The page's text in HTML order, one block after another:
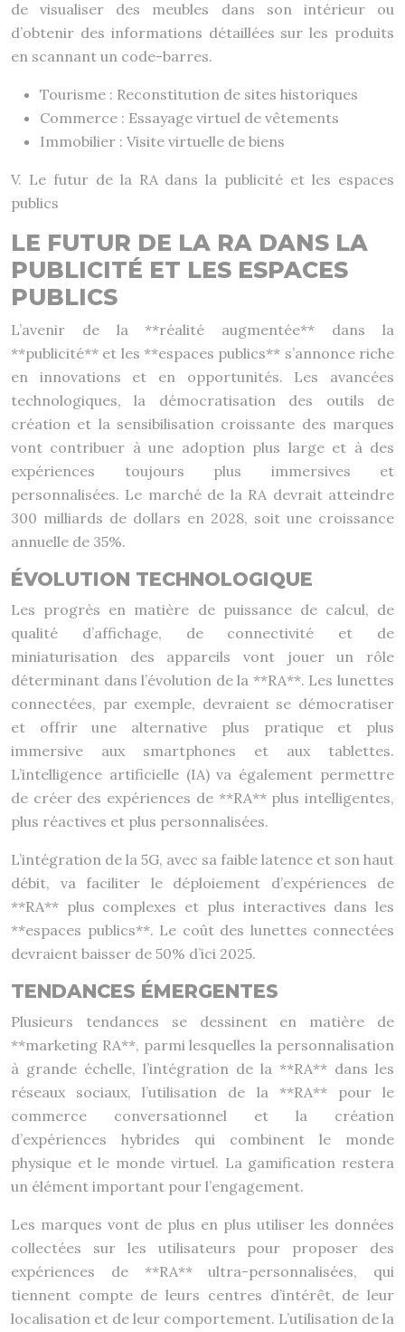
de visualiser des meubles dans son intérieur ou
d’obtenir des informations détaillées sur les produits
en scannant un code-barres.
Tourisme : Reconstitution de sites historiques
Commerce : Essayage virtuel de vêtements
Immobilier : Visite virtuelle de biens
V. Le futur de la RA dans la publicité et les espaces
publics
LE FUTUR DE LA RA DANS LA
PUBLICITÉ ET LES ESPACES
PUBLICS
L’avenir de la **réalité augmentée** dans la
**publicité** et les **espaces publics** s’annonce riche
en innovations et en opportunités. Les avancées
technologiques, la démocratisation des outils de
création et la sensibilisation croissante des marques
vont contribuer à une adoption plus large et à des
expériences toujours plus immersives et
personnalisées. Le marché de la RA devrait atteindre
300 milliards de dollars en 2028, soit une croissance
annuelle de 35%.
ÉVOLUTION TECHNOLOGIQUE
Les progrès en matière de puissance de calcul, de
qualité d’affichage, de connectivité et de
miniaturisation des appareils vont jouer un rôle
déterminant dans l’évolution de la **RA**. Les lunettes
connectées, par exemple, devraient se démocratiser
et offrir une alternative plus pratique et plus
immersive aux smartphones et aux tablettes.
L’intelligence artificielle (IA) va également permettre
de créer des expériences de **RA** plus intelligentes,
plus réactives et plus personnalisées.
L’intégration de la 5G, avec sa faible latence et son haut
débit, va faciliter le déploiement d’expériences de
**RA** plus complexes et plus interactives dans les
**espaces publics**. Le coût des lunettes connectées
devraient baisser de 50% d’ici 2025.
TENDANCES ÉMERGENTES
Plusieurs tendances se dessinent en matière de
**marketing RA**, parmi lesquelles la personnalisation
à grande échelle, l’intégration de la **RA** dans les
réseaux sociaux, l’utilisation de la **RA** pour le
commerce conversationnel et la création
d’expériences hybrides qui combinent le monde
physique et le monde virtuel. La gamification restera
un élément important pour l’engagement.
Les marques vont de plus en plus utiliser les données
collectées sur les utilisateurs pour proposer des
expériences de **RA** ultra-personnalisées, qui
tiennent compte de leurs centres d’intérêt, de leur
localisation et de leur comportement. L’utilisation de la